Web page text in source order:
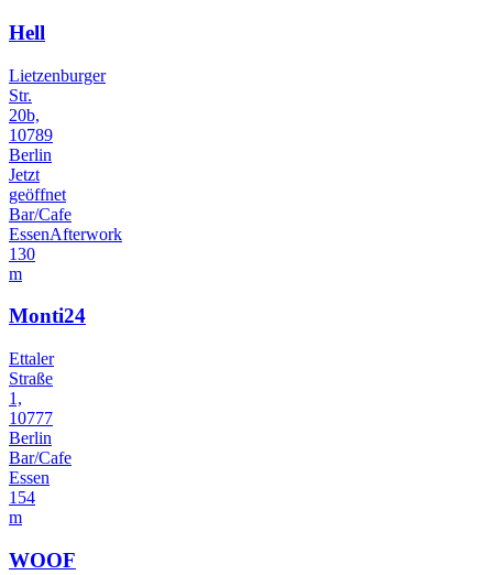
Hell
Lietzenburger
Str.
20b,
10789
Berlin
Jetzt
geöffnet
Bar/Cafe
EssenAfterwork
130
m
Monti24
Ettaler
Straße
1,
10777
Berlin
Bar/Cafe
Essen
154
m
WOOF